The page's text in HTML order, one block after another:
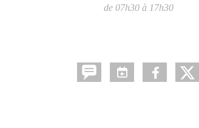
de 07h30 à 17h30